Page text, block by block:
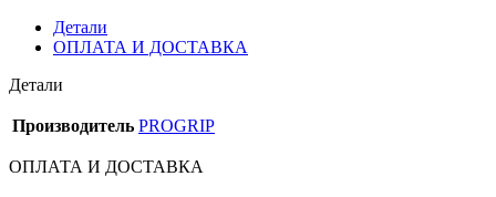
Детали
ОПЛАТА И ДОСТАВКА
Детали
Производитель PROGRIP
ОПЛАТА И ДОСТАВКА